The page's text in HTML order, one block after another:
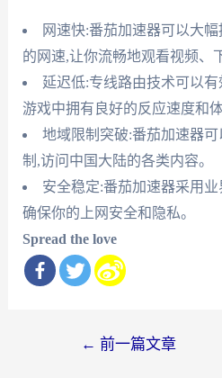
网速快:番茄加速器可以大
的网速,让你流畅地观看视频、
延迟低:专线路由技术可以
游戏中拥有良好的反应速度和体
地域限制突破:番茄加速器
制,访问中国大陆的各类内容。
安全稳定:番茄加速器采用
确保你的上网安全和隐私。
Spread the love
← 前一篇文章